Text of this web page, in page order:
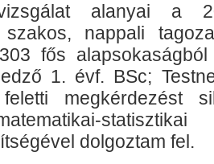
alanyai a
szakos, nappali
fős
edző 1. évf. BSc;
megkérdezést
statisztikai
dolgoztam fel.